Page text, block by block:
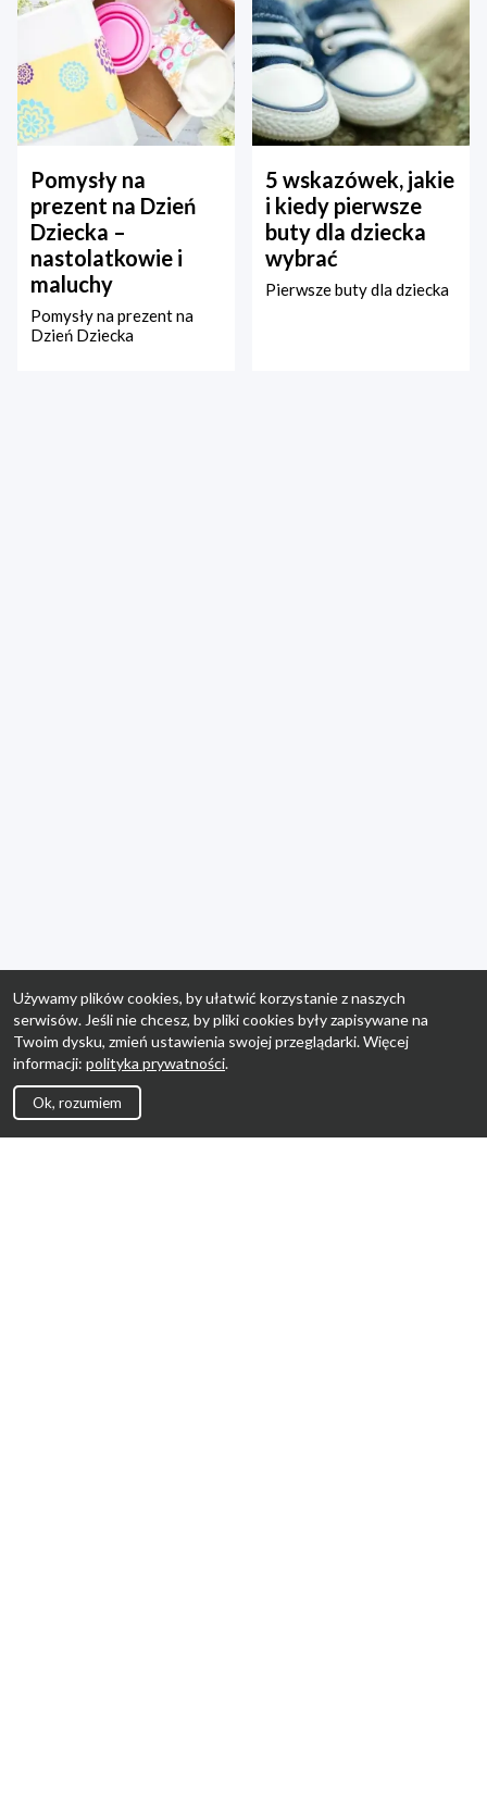
Pomysły na
prezent na Dzień
Dziecka –
nastolatkowie i
maluchy
Pomysły na prezent na
Dzień Dziecka
5 wskazówek, jakie
i kiedy pierwsze
buty dla dziecka
wybrać
Pierwsze buty dla dziecka
Używamy plików cookies, by ułatwić korzystanie z naszych
serwisów. Jeśli nie chcesz, by pliki cookies były zapisywane na
Twoim dysku, zmień ustawienia swojej przeglądarki. Więcej
informacji: polityka prywatności.
Ok, rozumiem